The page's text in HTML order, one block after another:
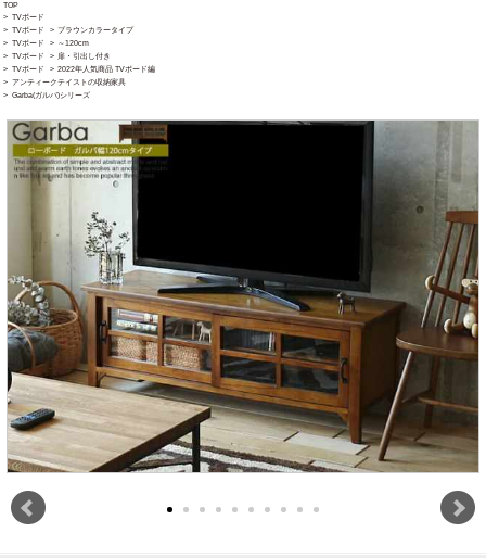
TOP
> TVボード
> TVボード > ブラウンカラータイプ
> TVボード > ～120cm
> TVボード > 扉・引出し付き
> TVボード > 2022年人気商品 TVボード編
> アンティークテイストの収納家具
> Garba(ガルバ)シリーズ